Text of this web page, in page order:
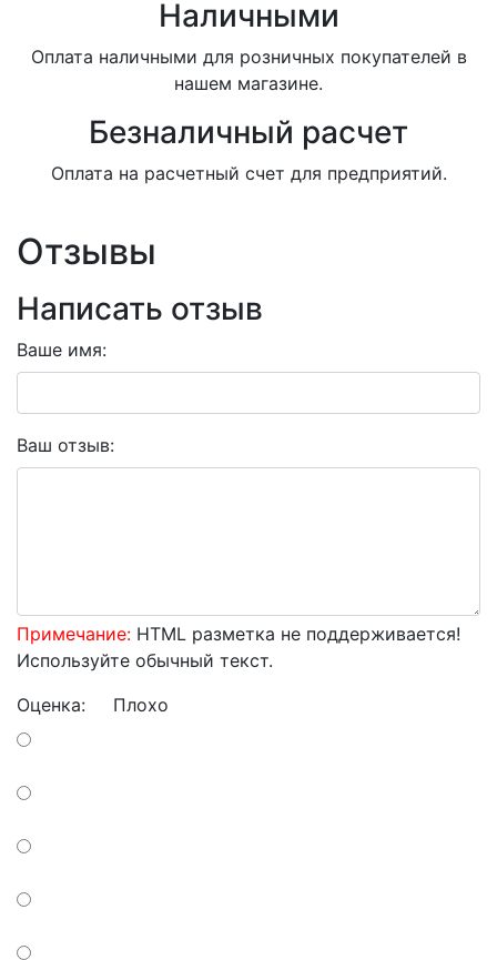
Наличными
Оплата наличными для розничных покупателей в
нашем магазине.
Безналичный расчет
Оплата на расчетный счет для предприятий.
Отзывы
Написать отзыв
Ваше имя:
Ваш отзыв:
Примечание: HTML разметка не поддерживается!
Используйте обычный текст.
Оценка: Плохо